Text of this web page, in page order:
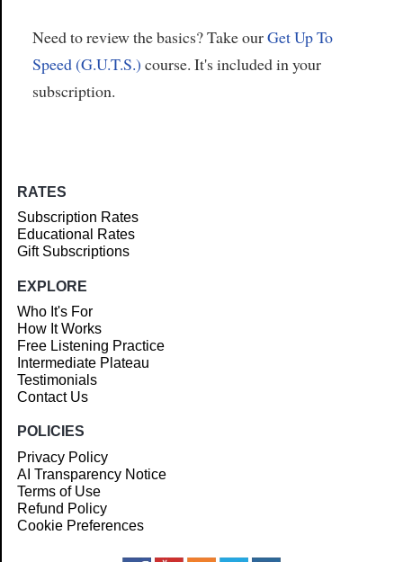
Need to review the basics? Take ourGet Up To
Speed (G.U.T.S.) course. It's included in your
subscription.
RATES
Subscription Rates
Educational Rates
Gift Subscriptions
EXPLORE
Who It's For
How It Works
Free Listening Practice
Intermediate Plateau
Testimonials
Contact Us
POLICIES
Privacy Policy
AI Transparency Notice
Terms of Use
Refund Policy
Cookie Preferences